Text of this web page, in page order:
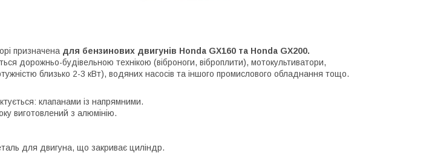
призначена для бензинових двигунів Honda GX160 та Honda GX200.
дорожньо-будівельною технікою (віброноги, віброплити), мотокультиватори,
близько 2-3 кВт), водяних насосів та іншого промислового обладнання тощо.
клапанами із напрямними.
виготовлений з алюмінію.
для двигуна, що закриває циліндр.